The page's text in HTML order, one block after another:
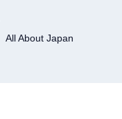
All About Japan